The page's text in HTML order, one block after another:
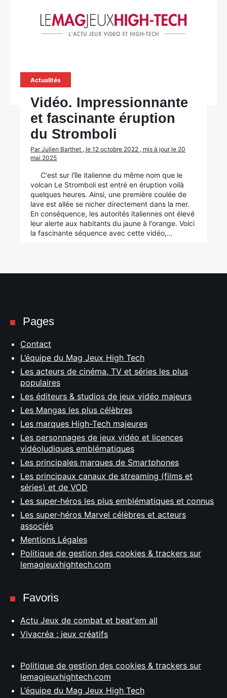
Actualités
Vidéo. Impressionnante
et fascinante éruption
du Stromboli
Par Julien Barthet , le 12 octobre 2022 , mis à jour le 20
mai 2025
C'est sur l'île italienne du même nom que le
volcan Le Stromboli est entré en éruption voilà
quelques heures. Ainsi, une première coulée de
lave est allée se nicher directement dans la mer.
En conséquence, les autorités italiennes ont élevé
leur alerte aux habitants du jaune à l'orange. Voici
la fascinante séquence avec cette vidéo,…
Pages
Contact
L’équipe du Mag Jeux High Tech
Les acteurs de cinéma, TV et séries les plus
populaires
Les éditeurs & studios de jeux vidéo majeurs
Les Mangas les plus célèbres
Les marques High-Tech majeures
Les personnages de jeux vidéo et licences
vidéoludiques emblématiques
Les principales marques de Smartphones
Les principaux canaux de streaming (films et
séries) et de VOD
Les super-héros les plus emblématiques et connus
Les super-héros Marvel célèbres et acteurs
associés
Mentions Légales
Politique de gestion des cookies & trackers sur
lemagjeuxhightech.com
Favoris
Actu Jeux de combat et beat'em all
Vivacréa : jeux créatifs
Politique de gestion des cookies & trackers sur
lemagjeuxhightech.com
L’équipe du Mag Jeux High Tech
Rechercher